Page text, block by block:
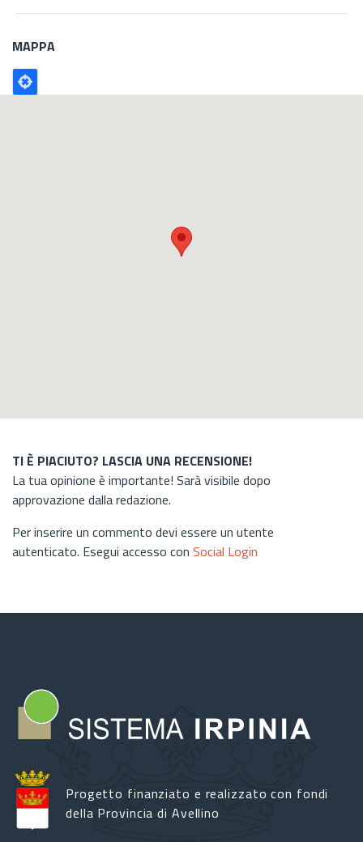
MAPPA
Poligono
GEO
TI È PIACIUTO? LASCIA UNA RECENSIONE!
La tua opinione è importante! Sarà visibile dopo
approvazione dalla redazione.
Per inserire un commento devi essere un utente
autenticato. Esegui accesso con Social Login
Progetto finanziato e realizzato con fondi
della Provincia di Avellino